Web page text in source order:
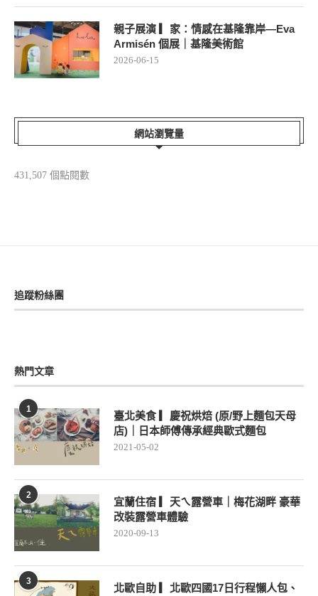
親子展演 ▎家：情感在基隆靠岸—Eva
Armisén 個展｜基隆美術館
2026-06-15
網站瀏覽量
431,507 個點閱數
追蹤粉絲團
熱門文章
1
臺北美食 ▎慶祝烘焙 (原/野上麵包天母
店)｜日本師傅傳承經典歐式麵包
2021-05-02
2
宜蘭住宿 ▎天ㄟ露營車｜梅花湖畔 豪華
改裝露營車體驗
2020-09-13
3
北歐自助 ▎北歐四國17日行程懶人包、